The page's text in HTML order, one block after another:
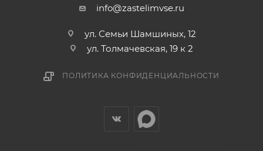
info@zastelimvse.ru
ул. Семьи Шамшиных, 12
ул. Толмачевская, 19 к 2
ПОЛИТИКА КОНФИДЕНЦИАЛЬНОСТИ